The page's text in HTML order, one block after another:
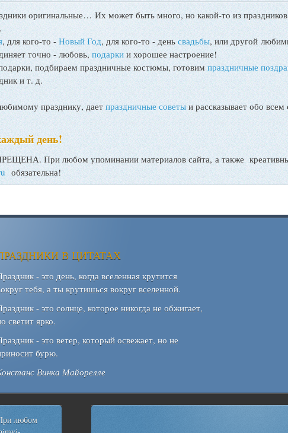
оригинальные… Их может быть много, но какой-то из
, для кого-то - Новый Год, для кого-то - день свадьбы, или другой
точно - любовь, подарки и хорошее настроение!
подбираем праздничные костюмы, готовим праздничные
и т. д.
празднику, даетпраздничные советыи рассказывает обо
день!
При любом упоминании материалов сайта, а также
обязательна!
В ЦИТАТАХ
- это день, когда вселенная крутится
тебя, а ты крутишься вокруг вселенной.
- это солнце, которое никогда не обжигает,
светит ярко.
- это ветер, который освежает, но не
бурю.
Винка Майорелле
любом